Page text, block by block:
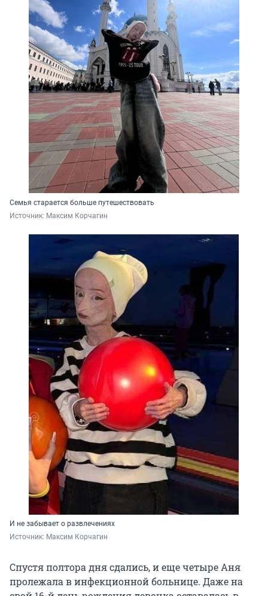
Семья старается больше путешествовать
Источник: Максим Корчагин
И не забывает о развлечениях
Источник: Максим Корчагин
Спустя полтора дня сдались, и еще четыре Аня
пролежала в инфекционной больнице. Даже на